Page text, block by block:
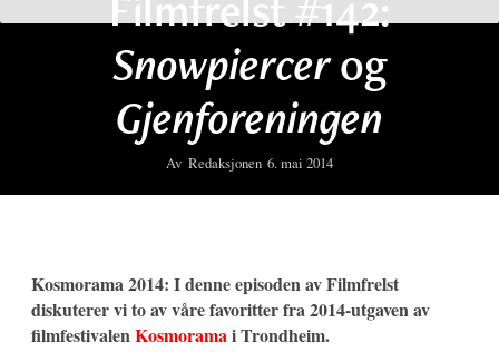
Snowpiercerog
Gjenforeningen
Av Redaksjonen 6. mai 2014
Kosmorama 2014: I denne episoden av Filmfrelst
diskuterer vi to av våre favoritter fra 2014-utgaven av
filmfestivalenKosmoramai Trondheim.